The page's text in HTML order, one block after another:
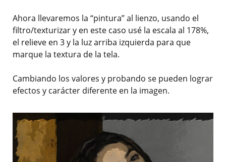
Ahora llevaremos la “pintura” al lienzo, usando el
filtro/texturizar y en este caso usé la escala al 178%,
el relieve en 3 y la luz arriba izquierda para que
marque la textura de la tela.
Cambiando los valores y probando se pueden lograr
efectos y carácter diferente en la imagen.